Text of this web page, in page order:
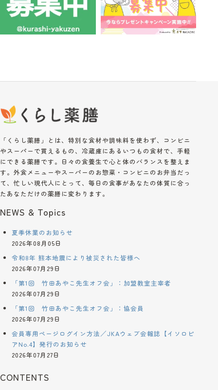
「くらし薬膳」とは、特別な食材や調味料を使わず、コンビニ
やスーパーで買えるもの、冷蔵庫にあるいつもの食材で、手軽
にできる薬膳です。日々の食養生で心と体のバランスを整えま
す。外食メニューやスーパーのお惣菜・コンビニのお弁当だっ
て、忙しい現代人にとって、毎日の食事があなたの体質に合っ
たあなただけの薬膳に変わります。
NEWS & Topics
夏季休業のお知らせ
2026年08月05日
令和8年 熊本地震により被災された皆様へ
2026年07月29日
「第1回 竹田あやこ先生オフ会」：加盟教室主宰者
2026年07月29日
「第1回 竹田あやこ先生オフ会」：協会員
2026年07月29日
会員専用ページログイン方法／JKAウェブ会報誌【イソロピ
アNo.4】発行のお知らせ
2026年07月27日
CONTENTS